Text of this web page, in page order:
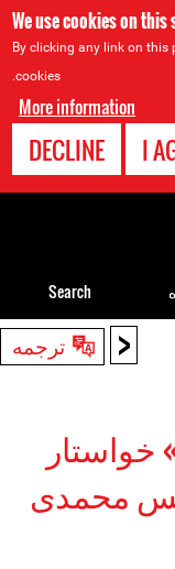
We use cookies on
By clicking any link on this
cookies.
More information
I
DECLINE
< ترجمه
خواستار
محمدی
Search